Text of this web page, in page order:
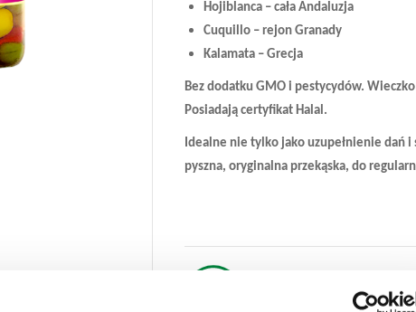
Hojiblanca – cała Andaluzja
Cuquillo – rejon Granady
Kalamata – Grecja
Bez dodatku GMO i pestycydów.
Posiadają certyfikat Halal.
Idealne nie tylko jako uzupełnienie dań i
pyszna, oryginalna przekąska, do